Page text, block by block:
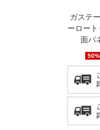
ガステ
ーロー
面パ